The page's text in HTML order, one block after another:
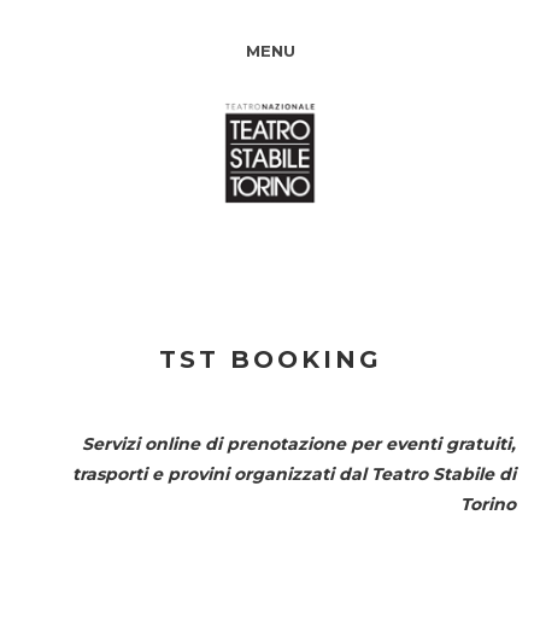
MENU
TST BOOKING
Servizi online di prenotazione per eventi gratuiti,
trasporti e provini organizzati dal Teatro Stabile di
Torino